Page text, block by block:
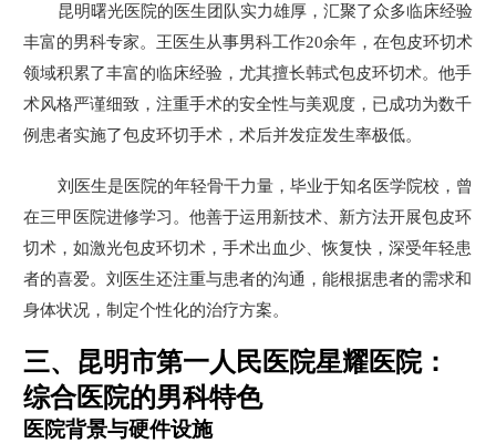
昆明曙光医院的医生团队实力雄厚，汇聚了众多临床经验
丰富的男科专家。王医生从事男科工作20余年，在包皮环切术
领域积累了丰富的临床经验，尤其擅长韩式包皮环切术。他手
术风格严谨细致，注重手术的安全性与美观度，已成功为数千
例患者实施了包皮环切手术，术后并发症发生率极低。
刘医生是医院的年轻骨干力量，毕业于知名医学院校，曾
在三甲医院进修学习。他善于运用新技术、新方法开展包皮环
切术，如激光包皮环切术，手术出血少、恢复快，深受年轻患
者的喜爱。刘医生还注重与患者的沟通，能根据患者的需求和
身体状况，制定个性化的治疗方案。
三、昆明市第一人民医院星耀医院：
综合医院的男科特色
医院背景与硬件设施